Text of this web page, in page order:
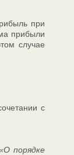
при
прибыли
случае
с
порядке